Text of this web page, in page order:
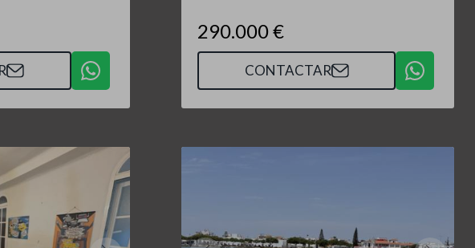
290.000 €
CONTACTAR